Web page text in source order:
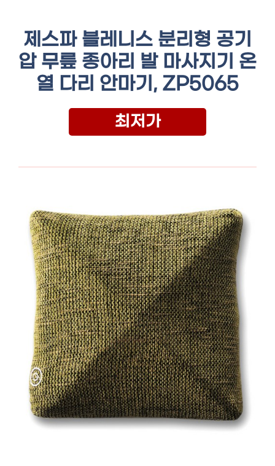
제스파 블레니스 분리형 공기
압 무릎 종아리 발 마사지기 온
열 다리 안마기, ZP5065
최저가